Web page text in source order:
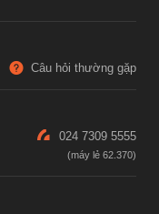
Câu hỏi thường gặp
024 7309 5555